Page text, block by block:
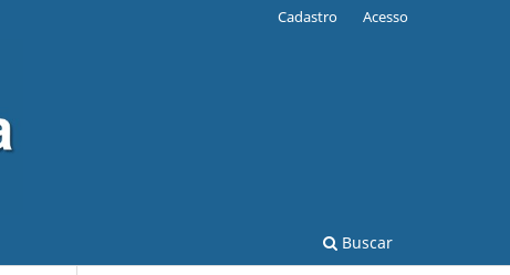
Buscar
Cadastro Acesso